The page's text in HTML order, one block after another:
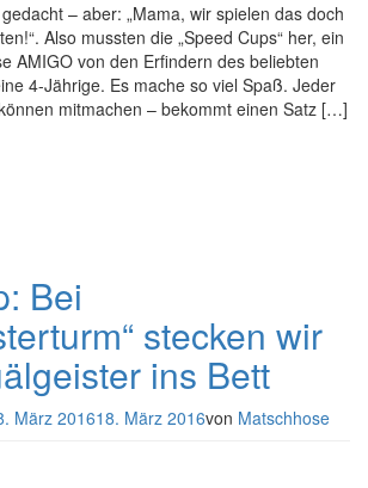
– aber: „Mama, wir spielen das doch
Also mussten die „Speed Cups“ her, ein
AMIGO von den Erfindern des beliebten
4-Jährige. Es mache so viel Spaß. Jeder
mitmachen – bekommt einen Satz […]
Bei
stecken wir
ins Bett
März 201618. März 2016von Matschhose